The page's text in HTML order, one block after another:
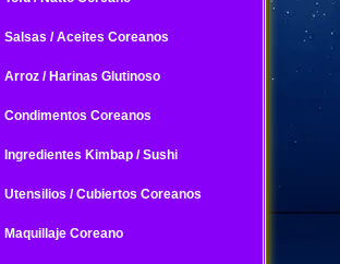
Salsas / Aceites Coreanos
Arroz / Harinas Glutinoso
Condimentos Coreanos
Ingredientes Kimbap / Sushi
Utensilios / Cubiertos Coreanos
Maquillaje Coreano